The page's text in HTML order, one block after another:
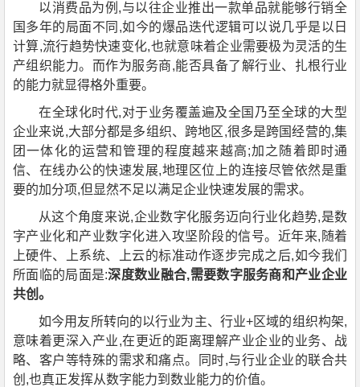
以消费品为例,与以往企业推出一款单品就能够行销全
国多年的局面不同,如今的爆品迭代逻辑可以说几乎是以日
计算,流行趋势快速变化,也就意味着企业需要极为灵活的生
产组织能力。而作为服务商,能否具备了解行业、扎根行业
的能力就显得格外重要。
在全球化时代,对于业务覆盖遍及全国乃至全球的大型
企业来说,大部分都是多组织、跨地区,很多是跨国经营的,集
团一体化的运营和管理的程度越来越高;加之随着即时通
信、在线办公的快速发展,地理区位上的连接尽管依然是重
要的加分项,但显然不足以满足企业快速发展的需求。
从这个角度来说,企业数字化服务迈向行业化趋势,是数
字产业化和产业数字化进入攻坚阶段的信号。近年来,随着
上硬件、上系统、上云的标准动作逐步完成之后,如今我们
所面临的局面是:深度数业融合,需要数字服务商和产业企业
共创。
如今用友所转向的以行业为主、行业+区域的组织构架,
意味着更深入产业,在更近的距离理解产业企业的业务、战
略、客户等特殊的需求和痛点。同时,与行业企业的联合共
创,也真正发挥从数字能力到数业能力的价值。